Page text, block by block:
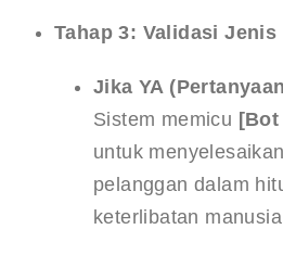
Tahap 3: Validasi Jenis
Jika YA
Sistem memicu
untuk
pelanggan dalam
keterlibatan